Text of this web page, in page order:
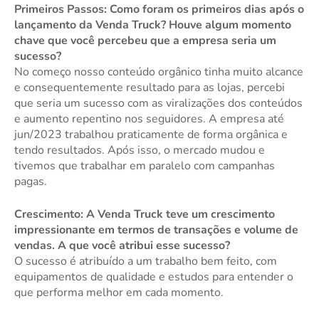
Primeiros Passos: Como foram os primeiros dias após o
lançamento da Venda Truck? Houve algum momento
chave que você percebeu que a empresa seria um
sucesso?
No começo nosso conteúdo orgânico tinha muito alcance
e consequentemente resultado para as lojas, percebi
que seria um sucesso com as viralizações dos conteúdos
e aumento repentino nos seguidores. A empresa até
jun/2023 trabalhou praticamente de forma orgânica e
tendo resultados. Após isso, o mercado mudou e
tivemos que trabalhar em paralelo com campanhas
pagas.
Crescimento: A Venda Truck teve um crescimento
impressionante em termos de transações e volume de
vendas. A que você atribui esse sucesso?
O sucesso é atribuído a um trabalho bem feito, com
equipamentos de qualidade e estudos para entender o
que performa melhor em cada momento.